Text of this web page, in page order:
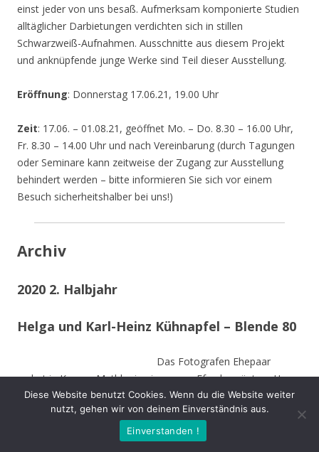
einst jeder von uns besaß. Aufmerksam komponierte Studien
alltäglicher Darbietungen verdichten sich in stillen
Schwarzweiß-Aufnahmen. Ausschnitte aus diesem Projekt
und anknüpfende junge Werke sind Teil dieser Ausstellung.
Eröffnung: Donnerstag 17.06.21, 19.00 Uhr
Zeit: 17.06. – 01.08.21, geöffnet Mo. – Do. 8.30 – 16.00 Uhr,
Fr. 8.30 – 14.00 Uhr und nach Vereinbarung (durch Tagungen
oder Seminare kann zeitweise der Zugang zur Ausstellung
behindert werden – bitte informieren Sie sich vor einem
Besuch sicherheitshalber bei uns!)
Archiv
2020 2. Halbjahr
Helga und Karl-Heinz Kühnapfel – Blende 80
Das Fotografen Ehepaar
wohnt in Kamen-Methler in einem von Efeu begrüntem Haus
umgeben von einem naturnahen Garten mit Teich, kleinen
naturnahen Wiesen, Obstbäumen und weiteren hohen
Bäumen. Die Stämme der von Stürmen gefällten Bäume sind
Diese Website benutzt Cookies. Wenn du die Website weiter
nutzt, gehen wir von deinem Einverständnis aus.
Einverstanden !